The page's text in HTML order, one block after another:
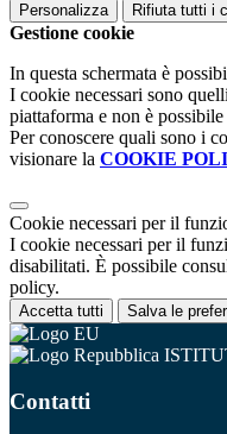
Personalizza Rifiuta tutti i
Gestione cookie
In questa schermata è
I cookie necessari sono
piattaforma e non è
Per conoscere quali sono i
visionare la COOKIE
Cookie necessari per il
I cookie necessari per il
disabilitati. È possibile
policy.
Accetta tutti Salva le
Contatti